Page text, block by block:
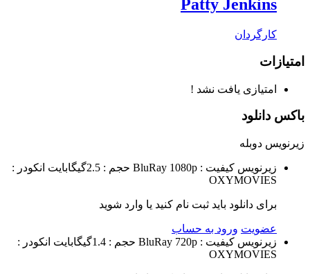
Patty Jenkins
کارگردان
امتیازات
امتیازی یافت نشد !
باکس دانلود
زیرنویس دوبله
زیرنویس کیفیت : BluRay 1080p حجم : 2.5گیگابایت
انکودر :
OXYMOVIES
برای دانلود باید ثبت نام کنید یا وارد شوید
عضویت ورود به حساب
زیرنویس کیفیت : BluRay 720p حجم : 1.4گیگابایت
انکودر :
OXYMOVIES